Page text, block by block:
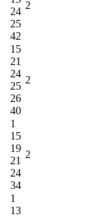
24
25
42
2
15
21
24
25
26
40
2
1
15
19
21
24
34
2
1
13